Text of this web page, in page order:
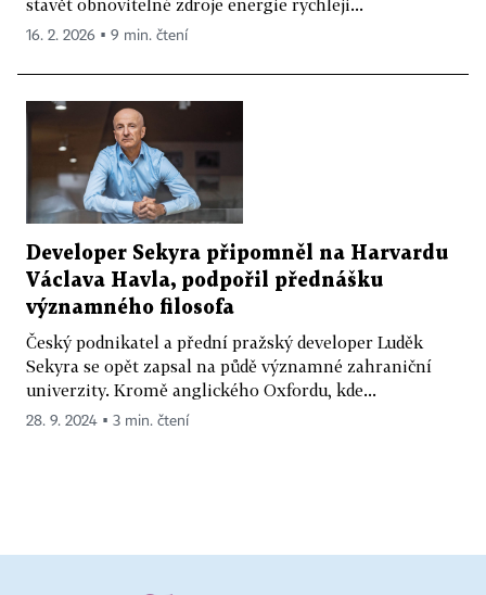
stavět obnovitelné zdroje energie rychleji...
16. 2. 2026 ▪ 9 min. čtení
Developer Sekyra připomněl na Harvardu
Václava Havla, podpořil přednášku
významného filosofa
Český podnikatel a přední pražský developer Luděk
Sekyra se opět zapsal na půdě významné zahraniční
univerzity. Kromě anglického Oxfordu, kde...
28. 9. 2024 ▪ 3 min. čtení